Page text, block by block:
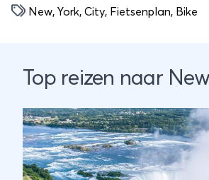
New, York, City, Fietsenplan, Bike
Top reizen naar